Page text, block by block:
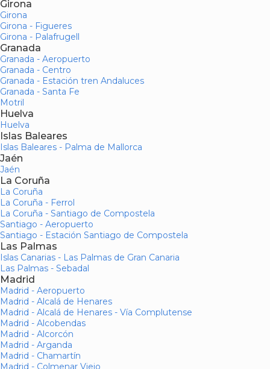
Girona
Girona
Girona - Figueres
Girona - Palafrugell
Granada
Granada - Aeropuerto
Granada - Centro
Granada - Estación tren Andaluces
Granada - Santa Fe
Motril
Huelva
Huelva
Islas Baleares
Islas Baleares - Palma de Mallorca
Jaén
Jaén
La Coruña
La Coruña
La Coruña - Ferrol
La Coruña - Santiago de Compostela
Santiago - Aeropuerto
Santiago - Estación Santiago de Compostela
Las Palmas
Islas Canarias - Las Palmas de Gran Canaria
Las Palmas - Sebadal
Madrid
Madrid - Aeropuerto
Madrid - Alcalá de Henares
Madrid - Alcalá de Henares - Vía Complutense
Madrid - Alcobendas
Madrid - Alcorcón
Madrid - Arganda
Madrid - Chamartín
Madrid - Colmenar Viejo